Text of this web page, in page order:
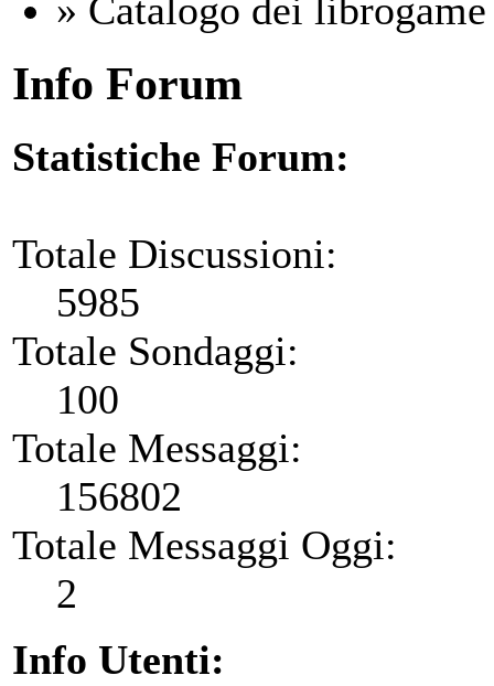
» Catalogo dei
Info Forum
Statistiche Forum:
Totale Discussioni:
5985
Totale Sondaggi:
100
Totale Messaggi:
156802
Totale Messaggi Oggi:
2
Info Utenti: